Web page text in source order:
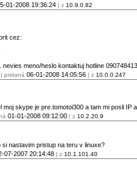
01-2008 19:36:24 | z 10.9.0.82
cez:
nevies meno/heslo kontaktuj hotline
| pridaná 06-01-2008 14:05:56 | z 10.0.0.247
moj skype je pre.tomotoi300 a tam mi posli IP
01-01-2008 09:12:00 | z 10.2.20.9
nastavim pristup na teru v linuxe?
07-2007 20:14:48 | z 10.1.101.40